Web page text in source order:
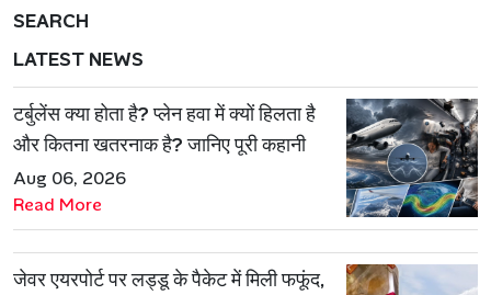
SEARCH
LATEST NEWS
टर्बुलेंस क्या होता है? प्लेन हवा में क्यों हिलता है
और कितना खतरनाक है? जानिए पूरी कहानी
Aug 06, 2026
Read More
जेवर एयरपोर्ट पर लड्डू के पैकेट में मिली फफूंद,